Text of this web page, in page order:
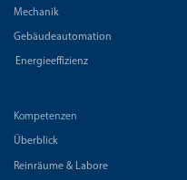
Mechanik
Gebäudeautomation
Energieeffizienz
Kompetenzen
Überblick
Reinräume & Labore